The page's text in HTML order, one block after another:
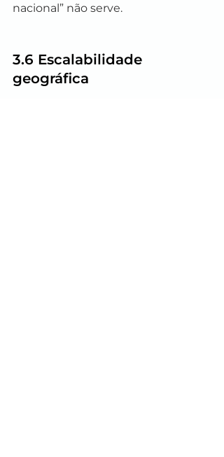
nacional” não serve.
3.6 Escalabilidade
geográfica